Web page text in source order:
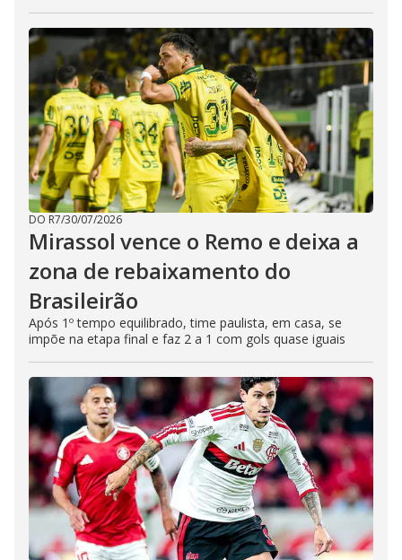
DO R7/30/07/2026
Mirassol vence o Remo e deixa a
zona de rebaixamento do
Brasileirão
Após 1º tempo equilibrado, time paulista, em casa, se
impõe na etapa final e faz 2 a 1 com gols quase iguais